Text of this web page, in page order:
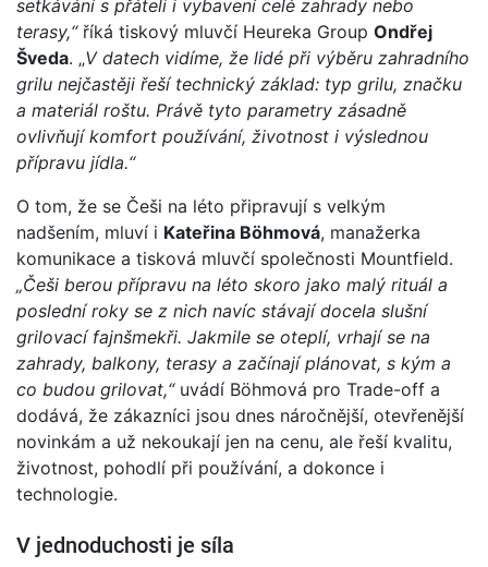
setkávání s přáteli i vybavení celé zahrady nebo
terasy,“říká tiskový mluvčí Heureka Group Ondřej
Šveda. „V datech vidíme, že lidé při výběru zahradního
grilu nejčastěji řeší technický základ: typ grilu, značku
a materiál roštu. Právě tyto parametry zásadně
ovlivňují komfort používání, životnost i výslednou
přípravu jídla.“
O tom, že se Češi na léto připravují s velkým
nadšením, mluví i Kateřina Böhmová, manažerka
komunikace a tisková mluvčí společnosti Mountfield.
„Češi berou přípravu na léto skoro jako malý rituál a
poslední roky se z nich navíc stávají docela slušní
grilovací fajnšmekři. Jakmile se oteplí, vrhají se na
zahrady, balkony, terasy a začínají plánovat, s kým a
co budou grilovat,“uvádí Böhmová pro Trade-off a
dodává, že zákazníci jsou dnes náročnější, otevřenější
novinkám a už nekoukají jen na cenu, ale řeší kvalitu,
životnost, pohodlí při používání, a dokonce i
technologie.
V jednoduchosti je síla